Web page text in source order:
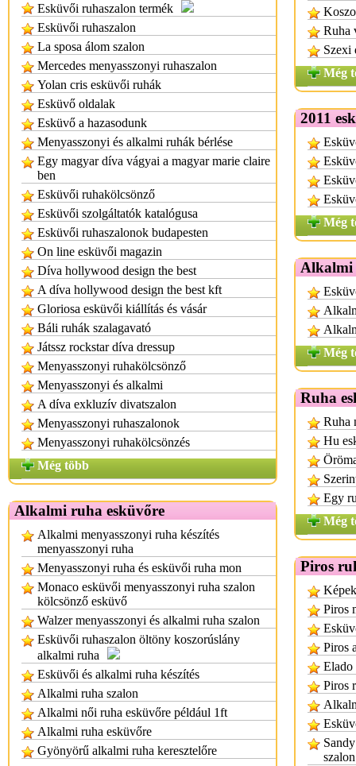
Esküvői ruhaszalon termék
Esküvői ruhaszalon
La sposa álom szalon
Mercedes menyasszonyi ruhaszalon
Yolan cris esküvői ruhák
Esküvő oldalak
Esküvő a hazasodunk
Menyasszonyi és alkalmi ruhák bérlése
Egy magyar díva vágyai a magyar marie claire
ben
Esküvői ruhakölcsönző
Esküvői szolgáltatók katalógusa
Esküvői ruhaszalonok budapesten
On line esküvői magazin
Díva hollywood design the best
A díva hollywood design the best kft
Gloriosa esküvői kiállítás és vásár
Báli ruhák szalagavató
Játssz rockstar díva dressup
Menyasszonyi ruhakölcsönző
Menyasszonyi és alkalmi
A díva exkluzív divatszalon
Menyasszonyi ruhaszalonok
Menyasszonyi ruhakölcsönzés
Még több
Alkalmi ruha esküvőre
Alkalmi menyasszonyi ruha készítés
menyasszonyi ruha
Menyasszonyi ruha és esküvői ruha mon
Monaco esküvői menyasszonyi ruha szalon
kölcsönző esküvő
Walzer menyasszonyi és alkalmi ruha szalon
Esküvői ruhaszalon öltöny koszorúslány
alkalmi ruha
Esküvői és alkalmi ruha készítés
Alkalmi ruha szalon
Alkalmi női ruha esküvőre például 1ft
Alkalmi ruha esküvőre
Gyönyörű alkalmi ruha keresztelőre
Ruha
Szexi
Még
2011
Még
Alkalmi
Még
Ruha
Ruha
Hu
Egy
Még
Piros
Piros
Piros
Elado
Piros